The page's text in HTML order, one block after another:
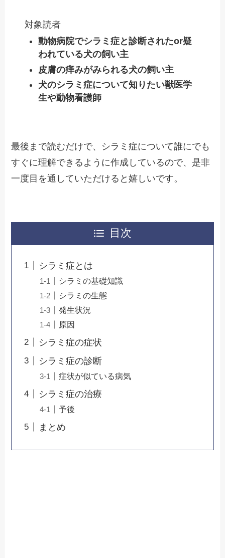
対象読者
動物病院でシラミ症と診断されたor疑
われている犬の飼い主
皮膚の痒みがみられる犬の飼い主
犬のシラミ症について知りたい獣医学
生や動物看護師
最後まで読むだけで、シラミ症について誰にでも
すぐに理解できるように作成しているので、是非
一度目を通していただけると嬉しいです。
目次
シラミ症とは
シラミの基礎知識
シラミの生態
発生状況
原因
シラミ症の症状
シラミ症の診断
症状が似ている病気
シラミ症の治療
予後
まとめ